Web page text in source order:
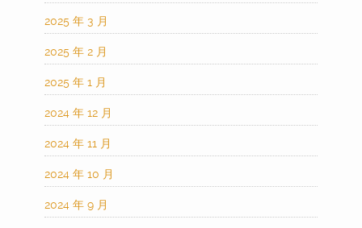
2025 年 3 月
2025 年 2 月
2025 年 1 月
2024 年 12 月
2024 年 11 月
2024 年 10 月
2024 年 9 月